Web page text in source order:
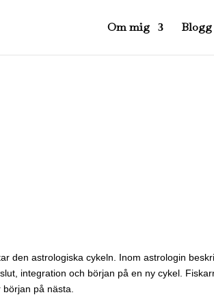
Om mig Blogg
den astrologiska cykeln. Inom astrologin
integration och början på en ny cykel.
på nästa.